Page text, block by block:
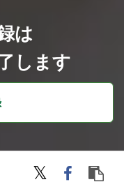
は
します